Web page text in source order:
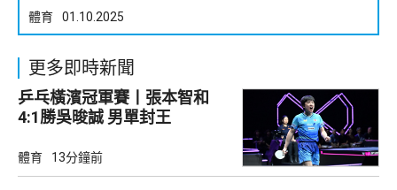
體育 01.10.2025
更多即時新聞
乒乓橫濱冠軍賽丨張本智和
4:1勝吳晙誠 男單封王
體育 13分鐘前